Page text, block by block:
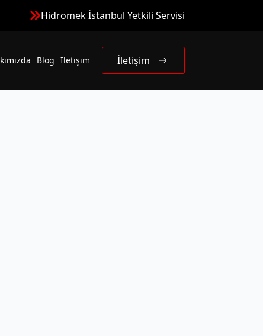
Hidromek İstanbul Yetkili Servisi
Blog İletişim İletişim